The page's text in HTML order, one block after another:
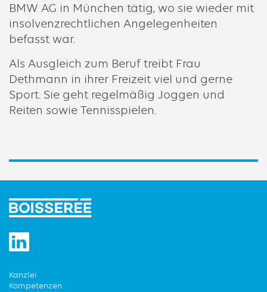
BMW AG in München tätig, wo sie wieder mit
insolvenzrechtlichen Angelegenheiten
befasst war.
Als Ausgleich zum Beruf treibt Frau
Dethmann in ihrer Freizeit viel und gerne
Sport. Sie geht regelmäßig Joggen und
Reiten sowie Tennisspielen.
Kanzlei
Kompetenzen